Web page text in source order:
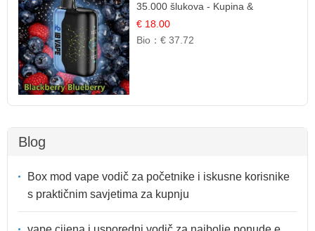
35.000 šlukova - Kupina &
Borovnica | Intenzivna Mješavina
Šumskog Voća
€ 18.00
Bio：€ 37.72
Blog
Box mod vape vodič za početnike i iskusne korisnike
s praktičnim savjetima za kupnju